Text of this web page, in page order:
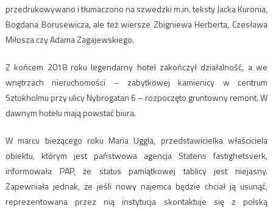
przedrukowywano i tłumaczono na szwedzki m.in. teksty Jacka Kuronia,
Bogdana Borusewicza, ale też wiersze Zbigniewa Herberta, Czesława
Miłosza czy Adama Zagajewskiego.
Z końcem 2018 roku legendarny hotel zakończył działalność, a we
wnętrzach nieruchomości – zabytkowej kamienicy w centrum
Sztokholmu przy ulicy Nybrogatan 6 – rozpoczęto gruntowny remont. W
dawnym hotelu mają powstać biura.
W marcu bieżącego roku Maria Uggla, przedstawicielka właściciela
obiektu, którym jest państwowa agencja Statens fastighetsverk,
informowała PAP, że status pamiątkowej tablicy jest niejasny.
Zapewniała jednak, że jeśli nowy najemca będzie chciał ją usunąć,
reprezentowana przez nią instytucja skontaktuje się z polską